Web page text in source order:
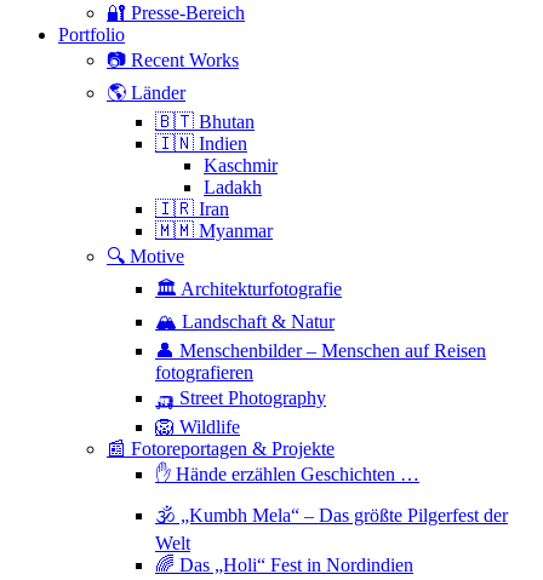
🔐 Presse-Bereich
Portfolio
📷 Recent Works
🌎 Länder
🇧🇹 Bhutan
🇮🇳 Indien
Kaschmir
Ladakh
🇮🇷 Iran
🇲🇲 Myanmar
🔍 Motive
🏛 Architekturfotografie
🏔 Landschaft & Natur
👤 Menschenbilder – Menschen auf Reisen
fotografieren
🛺 Street Photography
🦁 Wildlife
📰 Fotoreportagen & Projekte
✋ Hände erzählen Geschichten …
🕉 „Kumbh Mela“ – Das größte Pilgerfest der
Welt
🌈 Das „Holi“ Fest in Nordindien